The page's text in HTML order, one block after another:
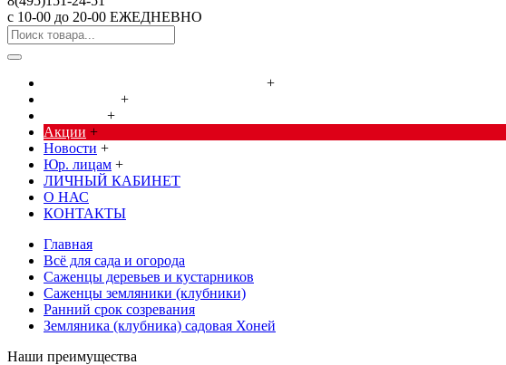
с 10-00 до 20-00 ЕЖЕДНЕВНО
+
+
+
Акции +
Новости +
Юр. лицам +
ЛИЧНЫЙ КАБИНЕТ
О НАС
КОНТАКТЫ
Главная
Всё для сада и огорода
Саженцы деревьев и кустарников
Саженцы земляники (клубники)
Ранний срок созревания
Земляника (клубника) садовая Хоней
Наши преимущества